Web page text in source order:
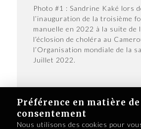
Préférence en matière de
consentement
Nous utilisons des cookies pour
Photo #1 : Sandrine Kaké lors
l’inauguration de la troisième
manuelle en 2022 à la suite de
l’éclosion de choléra au
l’Organisation mondiale de la
Juillet 2022.